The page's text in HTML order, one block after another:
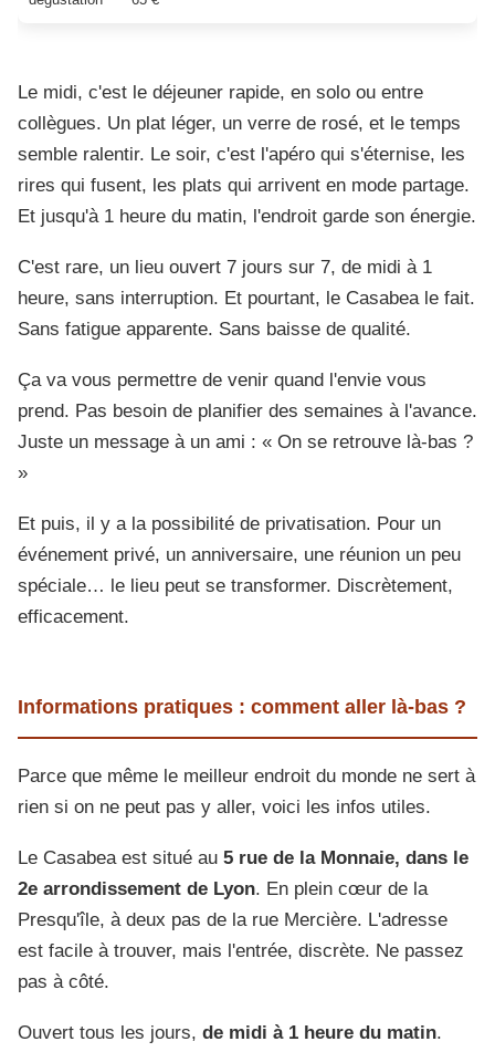
Le midi, c'est le déjeuner rapide, en solo ou entre
collègues. Un plat léger, un verre de rosé, et le temps
semble ralentir. Le soir, c'est l'apéro qui s'éternise, les
rires qui fusent, les plats qui arrivent en mode partage.
Et jusqu'à 1 heure du matin, l'endroit garde son énergie.
C'est rare, un lieu ouvert 7 jours sur 7, de midi à 1
heure, sans interruption. Et pourtant, le Casabea le fait.
Sans fatigue apparente. Sans baisse de qualité.
Ça va vous permettre de venir quand l'envie vous
prend. Pas besoin de planifier des semaines à l'avance.
Juste un message à un ami : « On se retrouve là-bas ?
»
Et puis, il y a la possibilité de privatisation. Pour un
événement privé, un anniversaire, une réunion un peu
spéciale… le lieu peut se transformer. Discrètement,
efficacement.
Informations pratiques : comment aller là-bas ?
Parce que même le meilleur endroit du monde ne sert à
rien si on ne peut pas y aller, voici les infos utiles.
Le Casabea est situé au 5 rue de la Monnaie, dans le
2e arrondissement de Lyon. En plein cœur de la
Presqu'île, à deux pas de la rue Mercière. L'adresse
est facile à trouver, mais l'entrée, discrète. Ne passez
pas à côté.
Ouvert tous les jours, de midi à 1 heure du matin.